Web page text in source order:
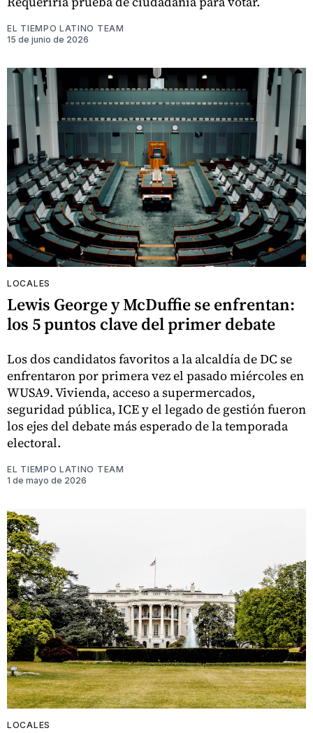
EL TIEMPO LATINO TEAM
15 de junio de 2026
LOCALES
Lewis George y McDuffie se enfrentan:
los 5 puntos clave del primer debate
Los dos candidatos favoritos a la alcaldía de DC se
enfrentaron por primera vez el pasado miércoles en
WUSA9. Vivienda, acceso a supermercados,
seguridad pública, ICE y el legado de gestión fueron
los ejes del debate más esperado de la temporada
electoral.
EL TIEMPO LATINO TEAM
1 de mayo de 2026
LOCALES